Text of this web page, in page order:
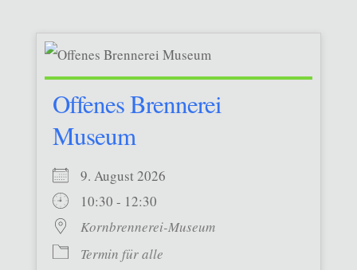
Offenes Brennerei
Museum
9. August 2026
10:30 - 12:30
Kornbrennerei-Museum
Termin für alle